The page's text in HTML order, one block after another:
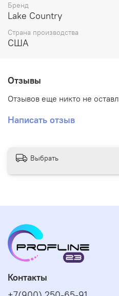
Бренд
Lake Country
Страна производства
США
Отзывы
Отзывов еще никто не
Написать отзыв
Выбрать
Контакты